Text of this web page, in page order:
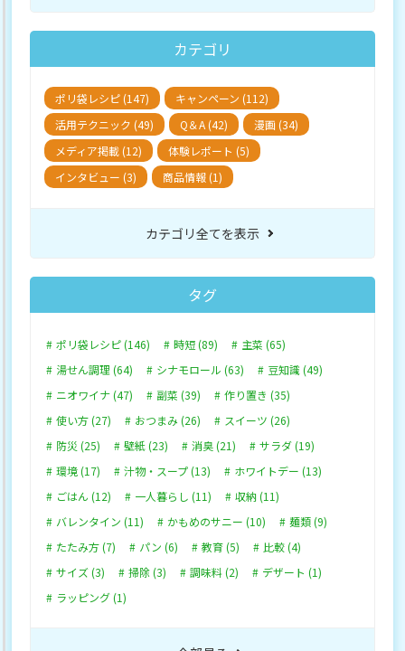
カテゴリ
ポリ袋レシピ (147)
キャンペーン (112)
活用テクニック (49)
Q＆A (42)
漫画 (34)
メディア掲載 (12)
体験レポート (5)
インタビュー (3)
商品情報 (1)
カテゴリ全てを表示
タグ
ポリ袋レシピ (146) 時短 (89)
主菜 (65)
湯せん調理 (64)
シナモロール (63)
豆知識 (49)
ニオワイナ (47)
副菜 (39)
作り置き (35)
使い方 (27)
おつまみ (26)
スイーツ (26)
防災 (25)
壁紙 (23) 消臭 (21)
サラダ (19)
環境 (17)
汁物・スープ (13)
ホワイトデー (13)
ごはん (12)
一人暮らし (11)
収納 (11)
バレンタイン (11)
かもめのサニー (10)
麺類 (9)
たたみ方 (7)
パン (6) 教育 (5)
比較 (4)
サイズ (3)
掃除 (3) 調味料 (2)
デザート (1)
ラッピング (1)